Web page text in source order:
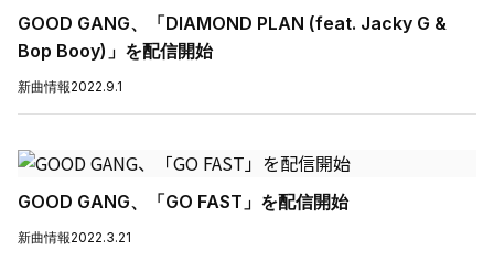
GOOD GANG、「DIAMOND PLAN (feat. Jacky G &
Bop Booy)」を配信開始
新曲情報2022.9.1
GOOD GANG、「GO FAST」を配信開始
新曲情報2022.3.21